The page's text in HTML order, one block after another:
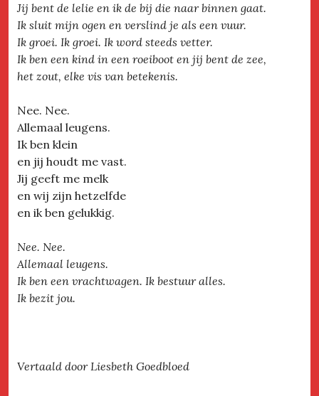
Jij bent de lelie en ik de bij die naar binnen gaat.
Ik sluit mijn ogen en verslind je als een vuur.
Ik groei. Ik groei. Ik word steeds vetter.
Ik ben een kind in een roeiboot en jij bent de zee,
het zout, elke vis van betekenis.
Nee. Nee.
Allemaal leugens.
Ik ben klein
en jij houdt me vast.
Jij geeft me melk
en wij zijn hetzelfde
en ik ben gelukkig.
Nee. Nee.
Allemaal leugens.
Ik ben een vrachtwagen. Ik bestuur alles.
Ik bezit jou.
Vertaald door Liesbeth Goedbloed